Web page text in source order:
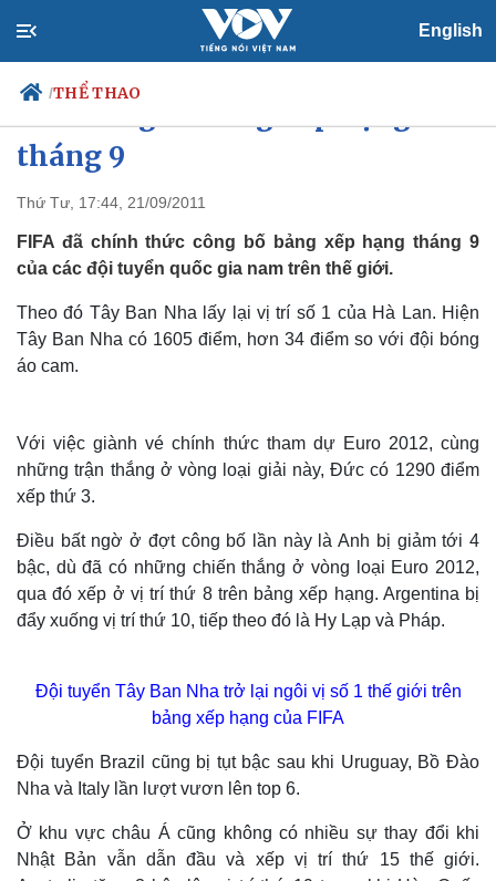
English
/THỂ THAO
Chính trị
Đảng
Tổ chức nhân sự
Nhận diện sự thật
Tin 24h
Dự báo thời tiết
Dấu ấn VOV
Việc làm
tháng 9
Thứ Tư, 17:44, 21/09/2011
FIFA đã chính thức công bố bảng xếp hạng tháng 9
của các đội tuyển quốc gia nam trên thế giới.
Theo đó Tây Ban Nha lấy lại vị trí số 1 của Hà Lan. Hiện
Tây Ban Nha có 1605 điểm, hơn 34 điểm so với đội bóng
áo cam.
Với việc giành vé chính thức tham dự Euro 2012, cùng
những trận thắng ở vòng loại giải này, Đức có 1290 điểm
xếp thứ 3.
Điều bất ngờ ở đợt công bố lần này là Anh bị giảm tới 4
bậc, dù đã có những chiến thắng ở vòng loại Euro 2012,
qua đó xếp ở vị trí thứ 8 trên bảng xếp hạng. Argentina bị
đẩy xuống vị trí thứ 10, tiếp theo đó là Hy Lạp và Pháp.
Đội tuyển Tây Ban Nha trở lại ngôi vị số 1 thế giới trên
bảng xếp hạng của FIFA
Đội tuyển Brazil cũng bị tụt bậc sau khi Uruguay, Bồ Đào
Nha và Italy lần lượt vươn lên top 6.
Ở khu vực châu Á cũng không có nhiều sự thay đổi khi
Nhật Bản vẫn dẫn đầu và xếp vị trí thứ 15 thế giới.